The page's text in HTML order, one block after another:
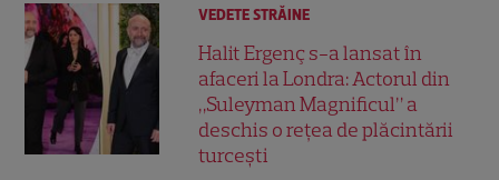
VEDETE STRĂINE
Halit Ergenç s-a lansat în
afaceri la Londra: Actorul din
„Suleyman Magnificul” a
deschis o rețea de plăcintării
turcești